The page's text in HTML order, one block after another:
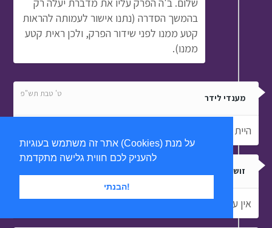
אתר זה משתמש בעוגיות (Cookies) על מנת
הבנתי!
שלום. ב'ה הפרק עליו את מדברת יעלה רק
בהמשך הסדרה (נתנו אישור לעמותה להראות
קטע ממנו לפני שידור הפרק, ולכן ראית קטע
ממנו).
מענדי לידר ט' טבת תש"פ
היית השנה בקעמפ גן ישראל בכפר סיטרין
זושא המתמודד א' אדר תש"פ
אין על חב״ד בריסל